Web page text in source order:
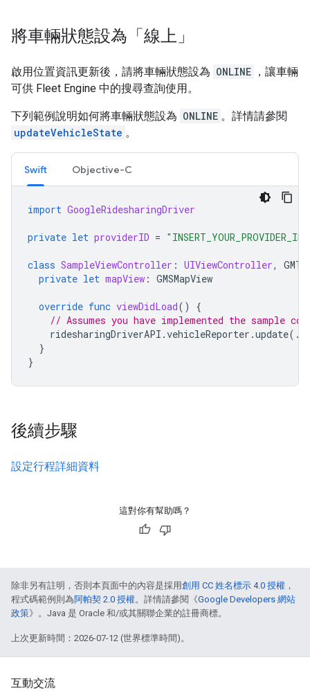
將車輛狀態設為「線上」
啟用位置資訊更新後，請將車輛狀態設為 ONLINE ，讓車輛
可供 Fleet Engine 中的搜尋查詢使用。
下列範例說明如何將車輛狀態設為 ONLINE 。詳情請參閱
updateVehicleState 。
Swift Objective-C
import GoogleRidesharingDriver
private let providerID = "INSERT_YOUR_PROVIDER_ID"
class SampleViewController : UIViewController,
private let mapView : GMSMapView
override func viewDidLoad()
{
// Assumes you have implemented the sample
ridesharingDriverAPI .vehicleReporter .update(.
}
}
後續步驟
設定行程詳細資料
這對你有幫助嗎？
除非另有註明，否則本頁面中的內容是採用創用 CC 姓名標示 4.0 授權 ，
程式碼範例則為阿帕契 2.0 授權。詳情請參閱《Google Developers 網站
政策》。Java 是 Oracle 和/或其關聯企業的註冊商標。
上次更新時間：2026-07-12 (世界標準時間)。
互動交流